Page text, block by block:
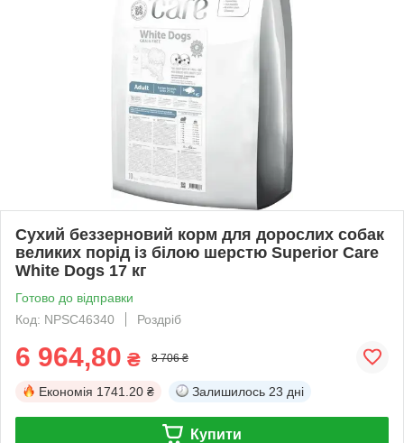
Сухий беззерновий корм для дорослих собак
великих порід із білою шерстю Superior Care
White Dogs 17 кг
Готово до відправки
Код: NPSC46340
Роздріб
6 964,80 ₴ 8 706 ₴
Економія 1741.20 ₴ Залишилось 23 дні
Купити